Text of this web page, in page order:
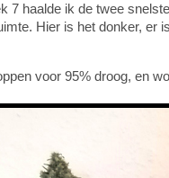
7 haalde ik de twee
Hier is het donker, er
voor 95% droog, en